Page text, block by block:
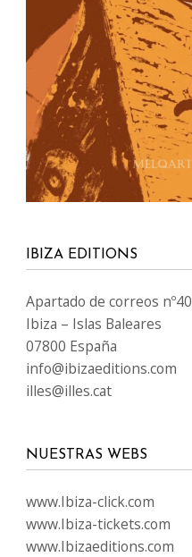
IBIZA EDITIONS
Apartado de correos nº40
Ibiza – Islas Baleares
07800 España
info@ibizaeditions.com
illes@illes.cat
NUESTRAS WEBS
www.Ibiza-click.com
www.Ibiza-tickets.com
www.Ibizaeditions.com